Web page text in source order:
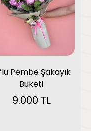
Pembe Şakayık
Buketi
9.000 TL